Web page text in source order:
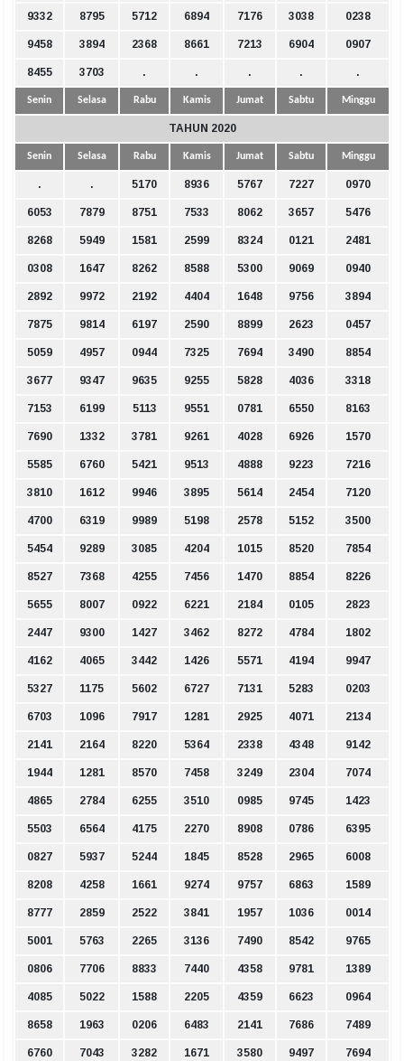
9332 8795 5712 6894 7176 3038 0238
9458 3894 2368 8661 7213 6904 0907
8455 3703 . . . . .
Senin Selasa Rabu Kamis Jumat Sabtu Minggu
TAHUN 2020
Senin Selasa Rabu Kamis Jumat Sabtu Minggu
. . 5170 8936 5767 7227 0970
6053 7879 8751 7533 8062 3657 5476
8268 5949 1581 2599 8324 0121 2481
0308 1647 8262 8588 5300 9069 0940
2892 9972 2192 4404 1648 9756 3894
7875 9814 6197 2590 8899 2623 0457
5059 4957 0944 7325 7694 3490 8854
3677 9347 9635 9255 5828 4036 3318
7153 6199 5113 9551 0781 6550 8163
7690 1332 3781 9261 4028 6926 1570
5585 6760 5421 9513 4888 9223 7216
3810 1612 9946 3895 5614 2454 7120
4700 6319 9989 5198 2578 5152 3500
5454 9289 3085 4204 1015 8520 7854
8527 7368 4255 7456 1470 8854 8226
5655 8007 0922 6221 2184 0105 2823
2447 9300 1427 3462 8272 4784 1802
4162 4065 3442 1426 5571 4194 9947
5327 1175 5602 6727 7131 5283 0203
6703 1096 7917 1281 2925 4071 2134
2141 2164 8220 5364 2338 4348 9142
1944 1281 8570 7458 3249 2304 7074
4865 2784 6255 3510 0985 9745 1423
5503 6564 4175 2270 8908 0786 6395
0827 5937 5244 1845 8528 2965 6008
8208 4258 1661 9274 9757 6863 1589
8777 2859 2522 3841 1957 1036 0014
5001 5763 2265 3136 7490 8542 9765
0806 7706 8833 7440 4358 9781 1389
4085 5022 1588 2205 4359 6623 0964
8658 1963 0206 6483 2141 7686 7489
6760 7043 3282 1671 3580 9497 7694